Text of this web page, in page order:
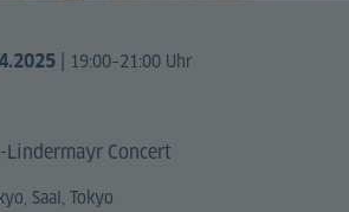
19:00–21:00 Uhr
Lindermayr Concert
Saal, Tokyo